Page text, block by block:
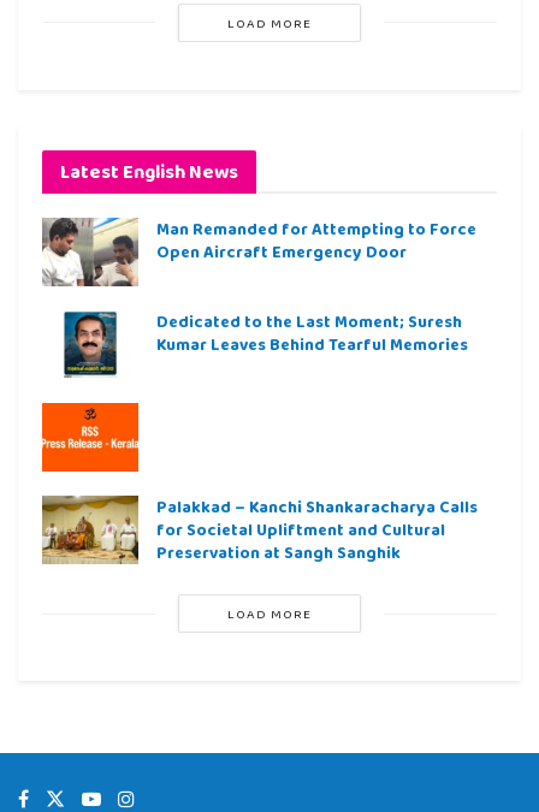
LOAD MORE
Latest English News
Man Remanded for Attempting to Force
Open Aircraft Emergency Door
Dedicated to the Last Moment; Suresh
Kumar Leaves Behind Tearful Memories
Palakkad – Kanchi Shankaracharya Calls
for Societal Upliftment and Cultural
Preservation at Sangh Sanghik
LOAD MORE